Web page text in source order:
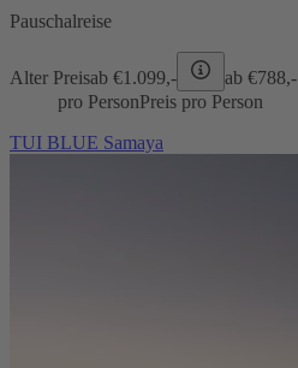
Pauschalreise
Alter Preisab €1.099,- ab €788,-
pro PersonPreis pro Person
TUI BLUE Samaya